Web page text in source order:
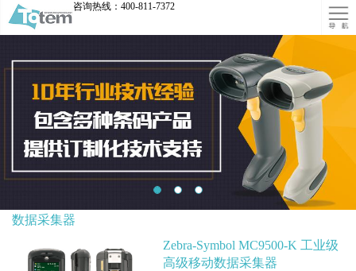
秋葵视频免费下载污APP,秋葵视频破解版
APP下载,成人秋葵视频在线观看,秋葵视频
黄色免费版下载官网
咨询热线：400-811-7372
它产品 数据采集器 成人秋葵视频在
线观看
秋葵视频黄色免
费版下载官网
无线网
Zebra斑马 Honeywell 销邦PDA Datalogic 条码查价机
数据采集器
数据采集器
Zebra-Symbol MC9500-K 工业级
高级移动数据采集器